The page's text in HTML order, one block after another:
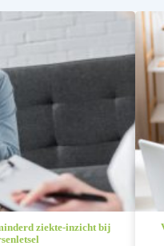
ziekte-inzicht bij